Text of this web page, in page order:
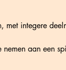
met integere
aan een